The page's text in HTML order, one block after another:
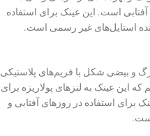
است. این عینک برای استفاده
استایل‌های غیر رسمی است.
و بیضی شکل با فریم‌های پلاستیکی
که این عینک به لنزهای پولاریزه برای
استفاده در روزهای آفتابی و